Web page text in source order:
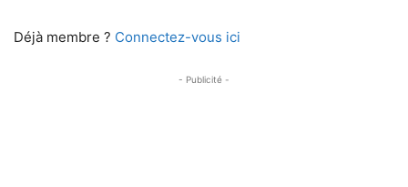
Déjà membre ? Connectez-vous ici
- Publicité -